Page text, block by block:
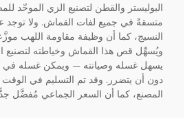
البوليستر والقطن لتصنيع الزي الموحّد
متسقةً في جميع لفات القماش. ولا توجد
النسيج، كما أن وظيفة مقاومة اللهب
ويُسهِّل قص هذا القماش وخياطته لتصنيع
يسهل غسله وصيانته — ويمكن غسله في
دون أن يتضرر. وقد تم التسليم في
المصنع، كما أن السعر الجماعي مُفضَّل